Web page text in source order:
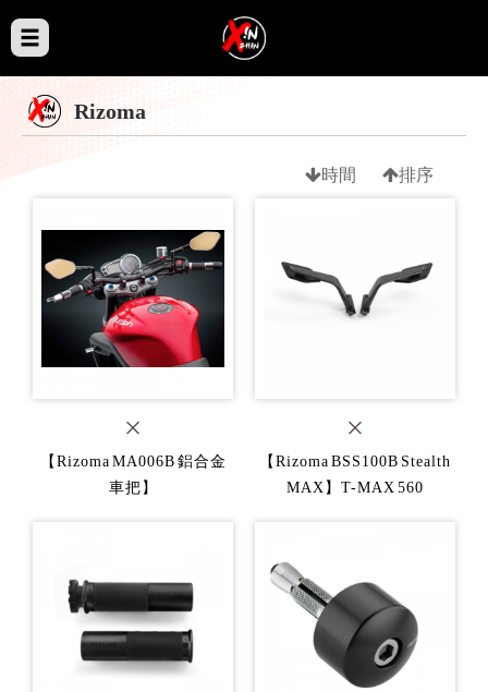
Rizoma
時間 排序
【Rizoma MA006B 鋁合金
車把】
【Rizoma BSS100B Stealth
MAX】T-MAX 560